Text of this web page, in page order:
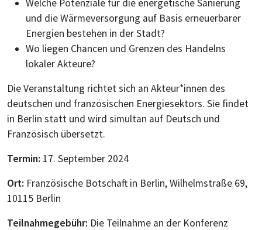
Welche Potenziale für die energetische Sanierung
und die Wärmeversorgung auf Basis erneuerbarer
Energien bestehen in der Stadt?
Wo liegen Chancen und Grenzen des Handelns
lokaler Akteure?
Die Veranstaltung richtet sich an Akteur*innen des
deutschen und französischen Energiesektors. Sie findet
in Berlin statt und wird simultan auf Deutsch und
Französisch übersetzt.
Termin: 17. September 2024
Ort: Französische Botschaft in Berlin,Wilhelmstraße 69,
10115 Berlin
Teilnahmegebühr: Die Teilnahme an der Konferenz